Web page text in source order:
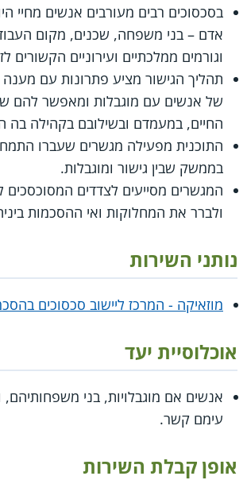
בסכסוכים רבים מעורבים אנשים מחיי
אדם – בני משפחה, שכנים, מקום
וגורמים ממלכתיים ועירוניים הקשורים
תהליך הגישור מציע פתרונות עם מענה
של אנשים עם מוגבלות ומאפשר להם
החיים, במעמדם ובשילובם בקהילה בה
התוכנית מפעילה מגשרים שעברו
בממשק שבין גישור ומוגבלות.
המגשרים מסייעים לצדדים המסוכסכים
ולברר את המחלוקות ואי ההסכמות
נותני השירות
מוזאיקה - המרכז ליישוב סכסוכים
אוכלוסיית יעד
אנשים אם מוגבלויות, בני משפחותיהם,
עימם קשר.
אופן קבלת השירות